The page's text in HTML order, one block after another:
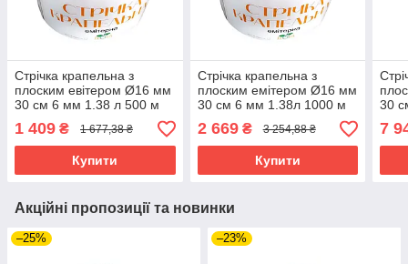
Стрічка крапельна з
плоским евітером Ø16 мм
30 см 6 мм 1.38 л 500 м
FLORA (5076304) riven
1 409 ₴ 1 677,38 ₴
Купити
Стрічка крапельна з
плоским емітером Ø16 мм
30 см 6 мм 1.38л 1000 м
FLORA (5076314) riven
2 669₴ 3 254,88 ₴
Купити
30
7
Акційні пропозиції та новинки
–25% –23%